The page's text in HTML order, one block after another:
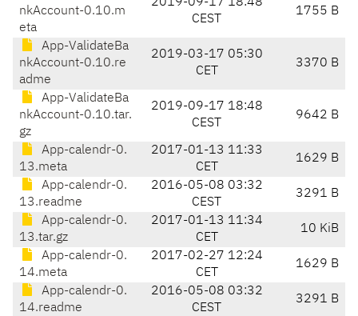
nkAccount-0.10.m
eta
CEST
1755 B
App-ValidateBa
nkAccount-0.10.re
adme
2019-03-17 05:30
CET
3370 B
App-ValidateBa
nkAccount-0.10.tar.
gz
2019-09-17 18:48
CEST
9642 B
App-calendr-0.
13.meta
2017-01-13 11:33
CET
1629 B
App-calendr-0.
13.readme
2016-05-08 03:32
CEST
3291 B
App-calendr-0.
13.tar.gz
2017-01-13 11:34
CET
10 KiB
App-calendr-0.
14.meta
2017-02-27 12:24
CET
1629 B
App-calendr-0.
14.readme
2016-05-08 03:32
CEST
3291 B